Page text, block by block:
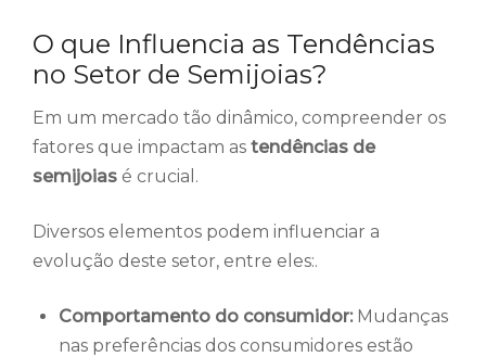
O que Influencia as Tendências
no Setor de Semijoias?
Em um mercado tão dinâmico, compreender os
fatores que impactam as tendências de
semijoias é crucial.
Diversos elementos podem influenciar a
evolução deste setor, entre eles:.
Comportamento do consumidor:Mudanças
nas preferências dos consumidores estão